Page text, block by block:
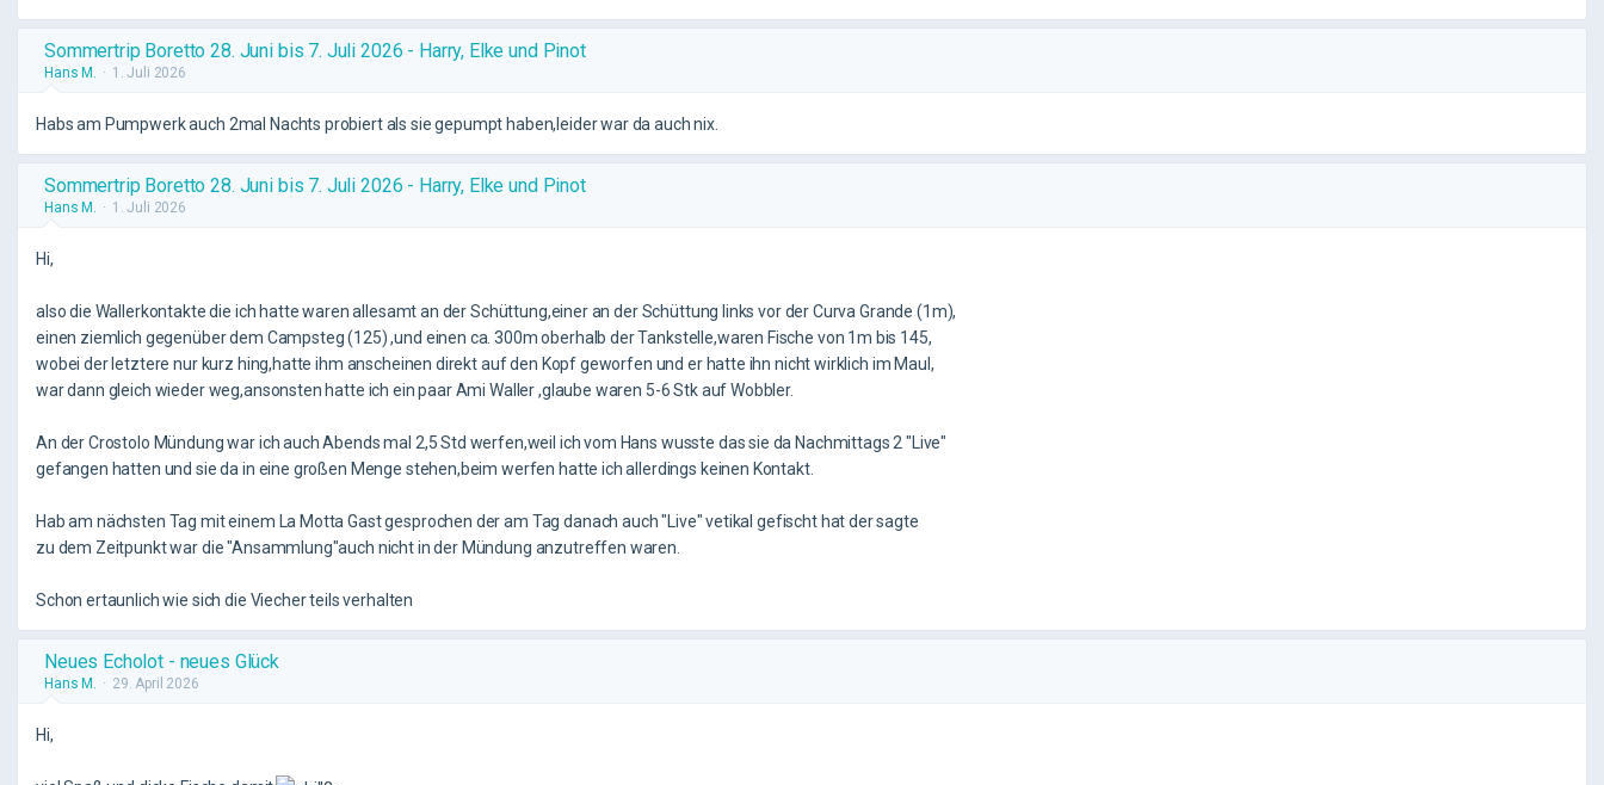
Sommertrip Boretto 28. Juni bis 7. Juli 2026 - Harry, Elke und Pinot
Hans M. 1. Juli 2026
Habs am Pumpwerk auch 2mal Nachts probiert als sie gepumpt haben,leider war da auch nix.
Sommertrip Boretto 28. Juni bis 7. Juli 2026 - Harry, Elke und Pinot
Hans M. 1. Juli 2026
Hi,
also die Wallerkontakte die ich hatte waren allesamt an der Schüttung,einer an der Schüttung links vor der Curva Grande (1m),
einen ziemlich gegenüber dem Campsteg (125) ,und einen ca. 300m oberhalb der Tankstelle,waren Fische von 1m bis 145,
wobei der letztere nur kurz hing,hatte ihm anscheinen direkt auf den Kopf geworfen und er hatte ihn nicht wirklich im Maul,
war dann gleich wieder weg,ansonsten hatte ich ein paar Ami Waller ,glaube waren 5-6 Stk auf Wobbler.
An der Crostolo Mündung war ich auch Abends mal 2,5 Std werfen,weil ich vom Hans wusste das sie da Nachmittags 2 "Live"
gefangen hatten und sie da in eine großen Menge stehen,beim werfen hatte ich allerdings keinen Kontakt.
Hab am nächsten Tag mit einem La Motta Gast gesprochen der am Tag danach auch "Live" vetikal gefischt hat der sagte
zu dem Zeitpunkt war die "Ansammlung"auch nicht in der Mündung anzutreffen waren.
Schon ertaunlich wie sich die Viecher teils verhalten
Neues Echolot - neues Glück
Hans M. 29. April 2026
Hi,